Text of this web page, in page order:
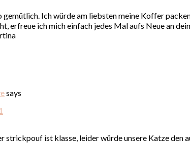
gemütlich. Ich würde am liebsten meine Koffer
erfreue ich mich einfach jedes Mal aufs Neue an
says
strickpouf ist klasse, leider würde unsere Katze den